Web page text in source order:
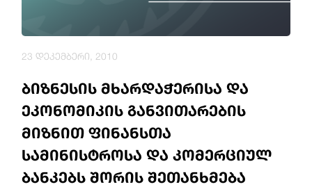
ბიზნესის მხარდაჭერისა და
ეკონომიკის განვითარების
მიზნით ფინანსთა
სამინისტროსა და კომერციულ
ბანკებს შორის შეთანხმება
23 დეკემბერი, 2010